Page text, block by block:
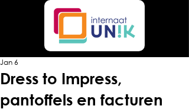
Dress to Impress,
pantoffels en facturen
Jan 6